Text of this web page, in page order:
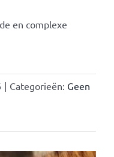
en complexe
| Categorieën: Geen